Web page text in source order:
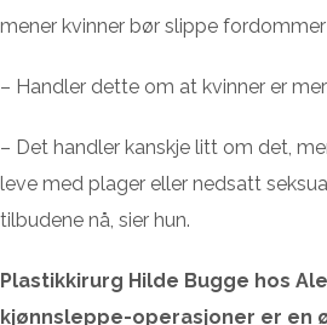
mener kvinner bør slippe
– Handler dette om at kvinner er
– Det handler kanskje litt om det,
leve med plager eller nedsatt
tilbudene nå, sier hun.
Plastikkirurg Hilde Bugge hos
kjønnsleppe-operasjoner er en